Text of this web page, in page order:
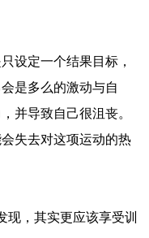
设定一个结果目标，
是多么的激动与自
并导致自己很沮丧。
失去对这项运动的热
现，其实更应该享受训